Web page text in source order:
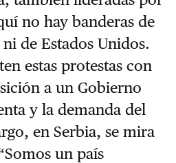
no hay banderas de
de Estados Unidos.
estas protestas con
a un Gobierno
y la demanda del
en Serbia, se mira
un país